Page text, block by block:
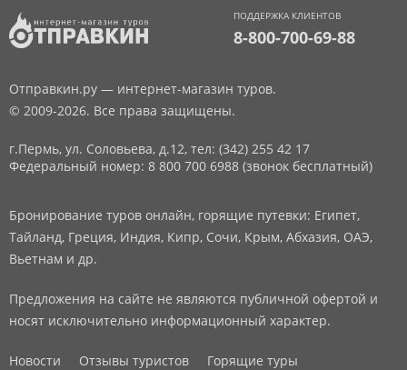
ПОДДЕРЖКА КЛИЕНТОВ
8-800-700-69-88
Отправкин.ру — интернет-магазин туров.
© 2009-2026. Все права защищены.
г.Пермь, ул. Соловьева, д.12, тел: (342) 255 42 17
Федеральный номер: 8 800 700 6988 (звонок бесплатный)
Бронирование туров онлайн, горящие путевки: Египет,
Тайланд, Греция, Индия, Кипр, Сочи, Крым, Абхазия, ОАЭ,
Вьетнам и др.
Предложения на сайте не являются публичной офертой и
носят исключительно информационный характер.
Новости Отзывы туристов
Горящие туры